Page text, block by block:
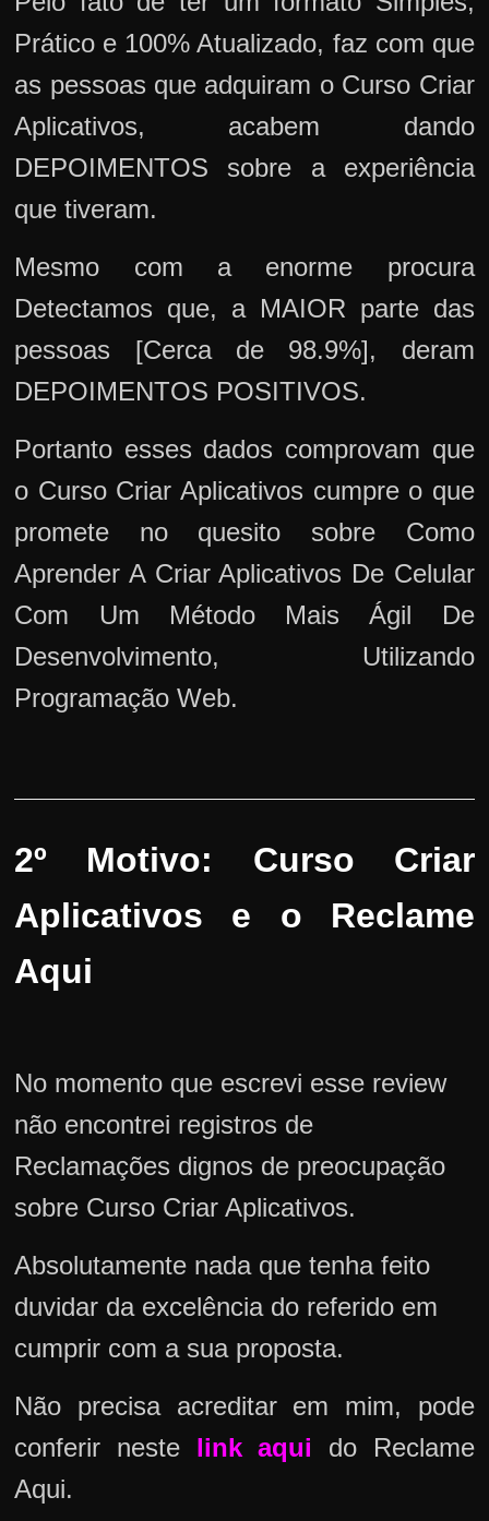
Prático e 100% Atualizado, faz com que
as pessoas que adquiram o Curso Criar
Aplicativos, acabem dando
DEPOIMENTOS sobre a experiência
que tiveram.
Mesmo com a enorme procura
Detectamos que, a MAIOR parte das
pessoas [Cerca de 98.9%], deram
DEPOIMENTOS POSITIVOS.
Portanto esses dados comprovam que
o Curso Criar Aplicativos cumpre o que
promete no quesito sobre Como
Aprender A Criar Aplicativos De Celular
Com Um Método Mais Ágil De
Desenvolvimento, Utilizando
Programação Web.
2º Motivo: Curso Criar
Aplicativos e o Reclame
Aqui
No momento que escrevi esse review
não encontrei registros de
Reclamações dignos de preocupação
sobre Curso Criar Aplicativos.
Absolutamente nada que tenha feito
duvidar da excelência do referido em
cumprir com a sua proposta.
Não precisa acreditar em mim, pode
conferir neste link aqui
do Reclame
Aqui.